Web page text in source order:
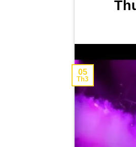
05
Th3